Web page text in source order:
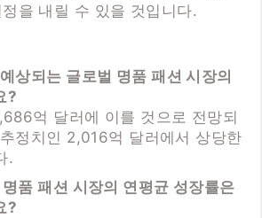
을 내릴 수 있을 것입니다.
상되는 글로벌 명품 패션 시장의
?
억 달러에 이를 것으로 전망되
정치인 2,016억 달러에서 상당한
.
품 패션 시장의 연평균 성장률은
?